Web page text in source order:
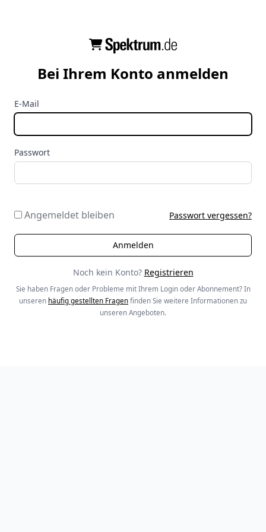
Bei Ihrem Konto anmelden
E-Mail
Passwort
Angemeldet bleiben Passwort vergessen?
Noch kein Konto? Registrieren
Sie haben Fragen oder Probleme mit Ihrem Login oder Abonnement? In
unseren häufig gestellten Fragen finden Sie weitere Informationen zu
unseren Angeboten.